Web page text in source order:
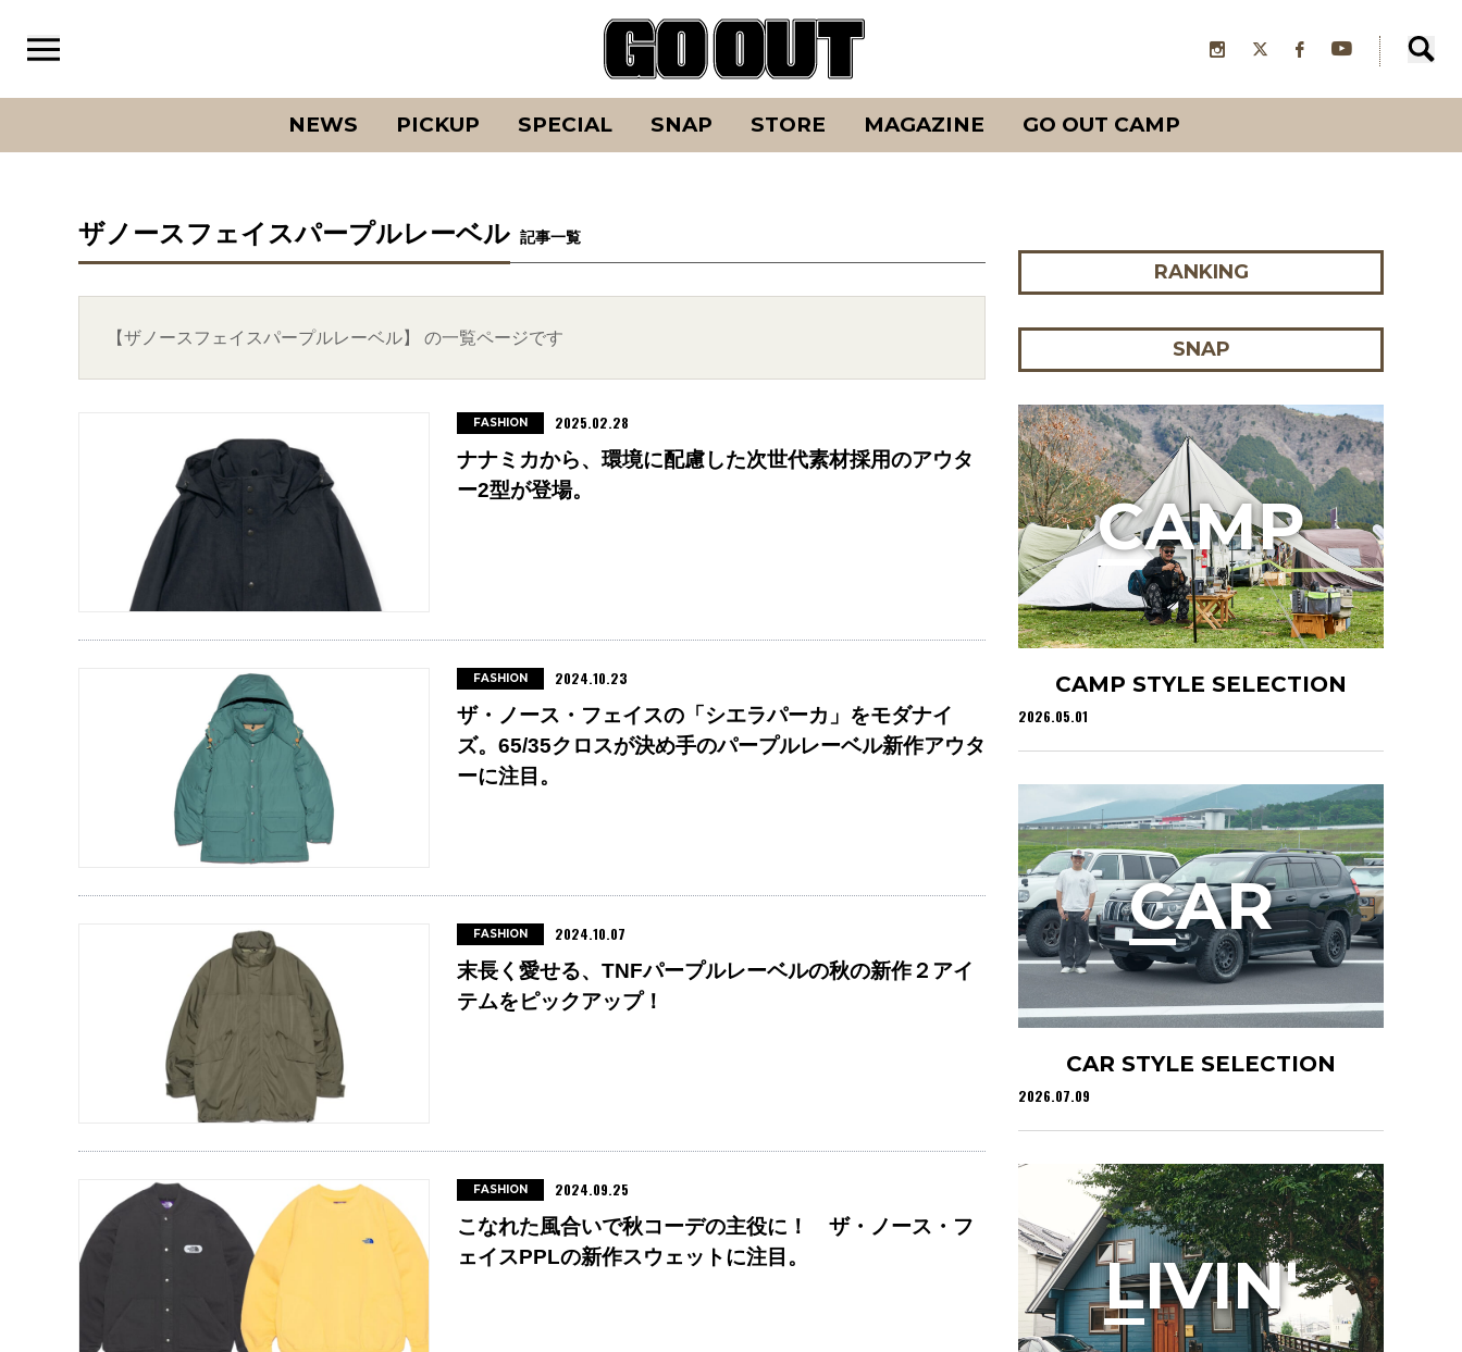
NEWS PICKUP SPECIAL SNAP STORE MAGAZINE GO OUT CAMP
ザノースフェイスパープルレーベル 記事一覧
【ザノースフェイスパープルレーベル】 の一覧ページです
ナナミカから、環境に配慮した次世代素材採用のアウタ
ー2型が登場。
FASHION 2025.02.28
ザ・ノース・フェイスの「シエラパーカ」をモダナイ
ズ。65/35クロスが決め手のパープルレーベル新作アウタ
ーに注目。
FASHION 2024.10.23
末長く愛せる、TNFパープルレーベルの秋の新作２アイ
テムをピックアップ！
FASHION 2024.10.07
こなれた風合いで秋コーデの主役に！ ザ・ノース・フ
ェイスPPLの新作スウェットに注目。
FASHION 2024.09.25
RANKING
SNAP
CAMP STYLE SELECTION
2026.05.01
CAMP
CAR STYLE SELECTION
2026.07.09
CAR
LIVIN'